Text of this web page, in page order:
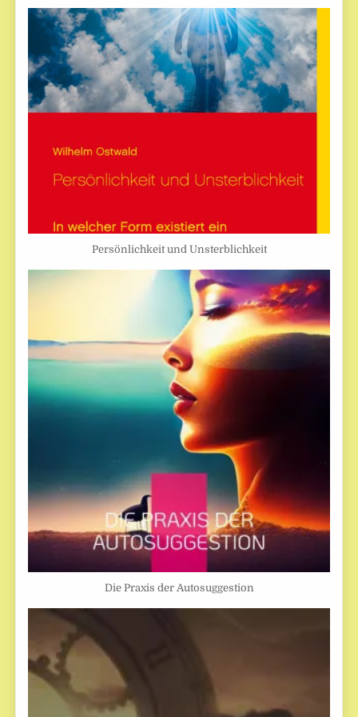
Persönlichkeit und Unsterblichkeit
Die Praxis der Autosuggestion